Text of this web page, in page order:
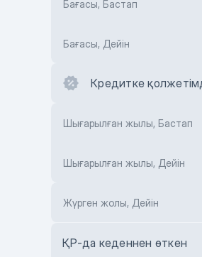
Бағасы, Бастап
Бағасы, Дейін
Кредитке
Шығарылған жылы, Бастап
Шығарылған жылы, Дейін
Жүрген жолы, Дейін
ҚР-да кеденнен өткен